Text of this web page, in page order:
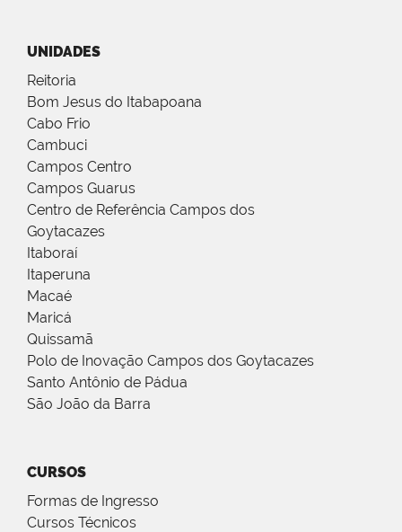
UNIDADES
Reitoria
Bom Jesus do Itabapoana
Cabo Frio
Cambuci
Campos Centro
Campos Guarus
Centro de Referência Campos dos
Goytacazes
Itaboraí
Itaperuna
Macaé
Maricá
Quissamã
Polo de Inovação Campos dos Goytacazes
Santo Antônio de Pádua
São João da Barra
CURSOS
Formas de Ingresso
Cursos Técnicos